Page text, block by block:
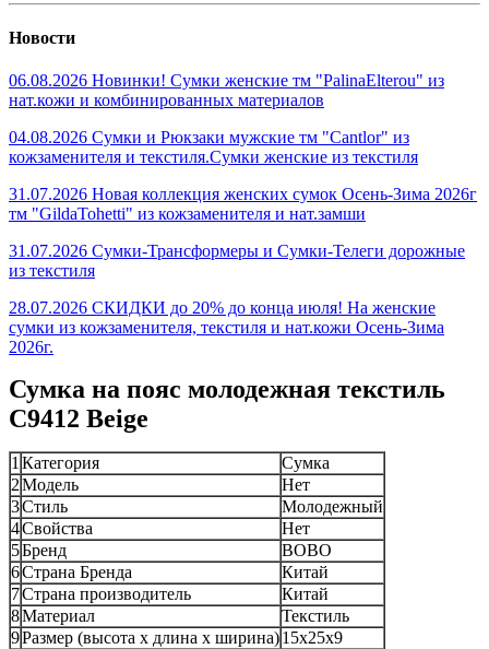
Новости
06.08.2026 Новинки! Сумки женские тм "PalinaElterou" из
нат.кожи и комбинированных материалов
04.08.2026 Сумки и Рюкзаки мужские тм "Cantlor" из
кожзаменителя и текстиля.Сумки женские из текстиля
31.07.2026 Новая коллекция женских сумок Осень-Зима 2026г
тм "GildaTohetti" из кожзаменителя и нат.замши
31.07.2026 Сумки-Трансформеры и Сумки-Телеги дорожные
из текстиля
28.07.2026 СКИДКИ до 20% до конца июля! На женские
сумки из кожзаменителя, текстиля и нат.кожи Осень-Зима
2026г.
Сумка на пояс молодежная текстиль
C9412 Beige
1 Категория
Сумка
2Модель
Нет
3Стиль
Молодежный
4Свойства
Нет
5Бренд
BOBO
6Страна Бренда
Китай
7Страна производитель
Китай
8Материал
Текстиль
9Размер (высота х длина х ширина)15x25x9